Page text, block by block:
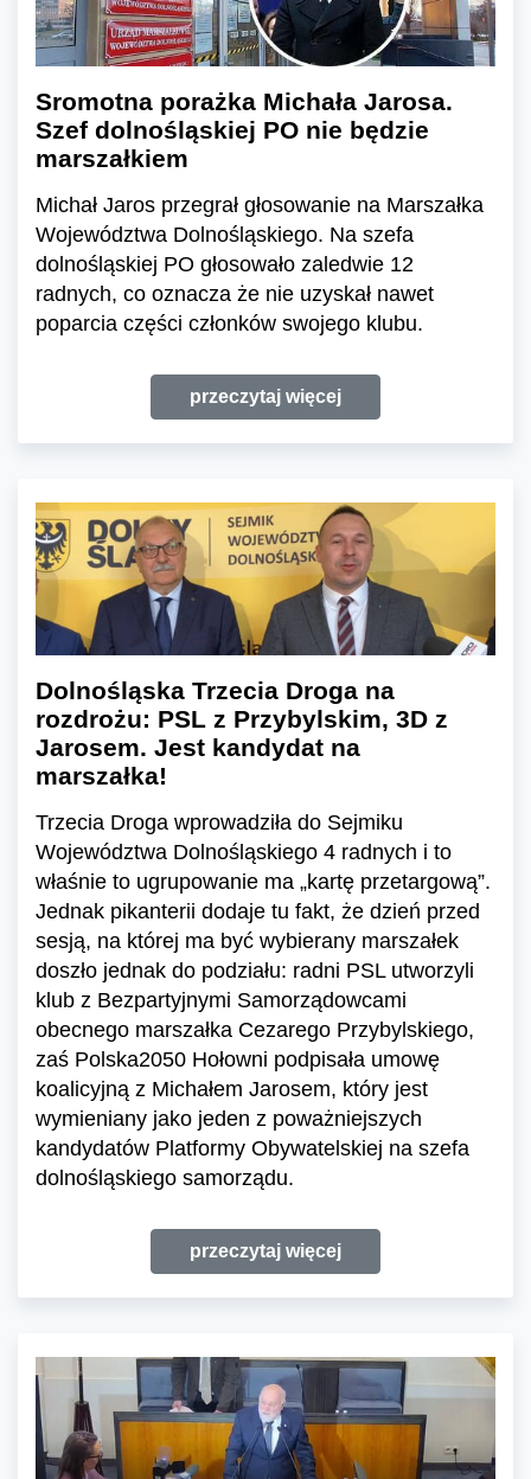
Sromotna porażka Michała Jarosa.
Szef dolnośląskiej PO nie będzie
marszałkiem
Michał Jaros przegrał głosowanie na Marszałka
Województwa Dolnośląskiego. Na szefa
dolnośląskiej PO głosowało zaledwie 12
radnych, co oznacza że nie uzyskał nawet
poparcia części członków swojego klubu.
przeczytaj więcej
Dolnośląska Trzecia Droga na
rozdrożu: PSL z Przybylskim, 3D z
Jarosem. Jest kandydat na
marszałka!
Trzecia Droga wprowadziła do Sejmiku
Województwa Dolnośląskiego 4 radnych i to
właśnie to ugrupowanie ma „kartę przetargową”.
Jednak pikanterii dodaje tu fakt, że dzień przed
sesją, na której ma być wybierany marszałek
doszło jednak do podziału: radni PSL utworzyli
klub z Bezpartyjnymi Samorządowcami
obecnego marszałka Cezarego Przybylskiego,
zaś Polska2050 Hołowni podpisała umowę
koalicyjną z Michałem Jarosem, który jest
wymieniany jako jeden z poważniejszych
kandydatów Platformy Obywatelskiej na szefa
dolnośląskiego samorządu.
przeczytaj więcej